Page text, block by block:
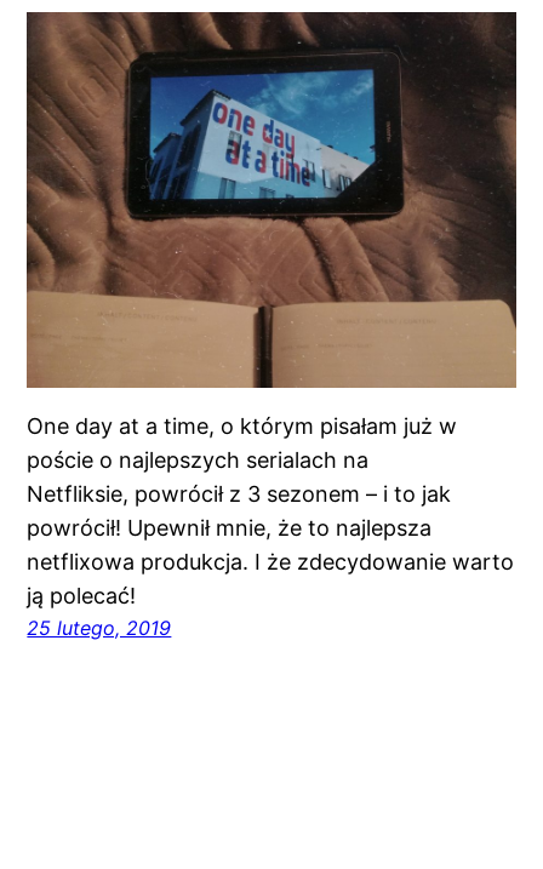
One day at a time, o którym pisałam już w
poście o najlepszych serialach na
Netfliksie, powrócił z 3 sezonem – i to jak
powrócił! Upewnił mnie, że to najlepsza
netflixowa produkcja. I że zdecydowanie warto
ją polecać!
25 lutego, 2019